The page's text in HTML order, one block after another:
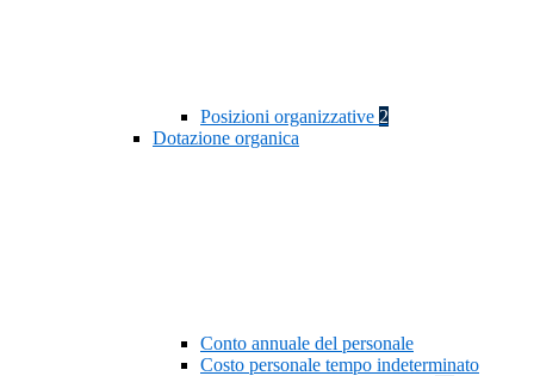
Posizioni organizzative 2
Dotazione organica
Conto annuale del personale
Costo personale tempo indeterminato